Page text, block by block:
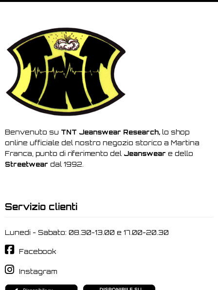
Benvenuto su TNT Jeanswear Research, lo shop
online ufficiale del nostro negozio storico a Martina
Franca, punto di riferimento del Jeanswear e dello
Streetwear dal 1992.
Servizio clienti
Lunedi - Sabato: 08.30-13.00 e 17.00-20.30
Facebook
Instagram